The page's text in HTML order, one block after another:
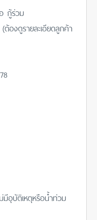
กู้ร่วม
องดูรายละเอียดลูกค้า
มีอุบัติเหตุหรือน้ำท่วม